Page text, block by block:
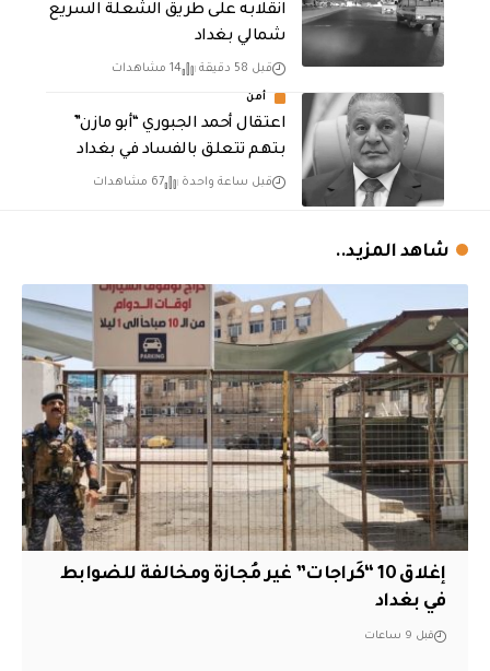
انقلابه على طريق الشعلة السريع
شمالي بغداد
قبل 58 دقيقة 14 مشاهدات
أمن
اعتقال أحمد الجبوري “أبو مازن”
بتهم تتعلق بالفساد في بغداد
قبل ساعة واحدة 67 مشاهدات
شاهد المزيد..
إغلاق 10 “كَراجات” غير مُجازة ومخالفة للضوابط
في بغداد
قبل 9 ساعات